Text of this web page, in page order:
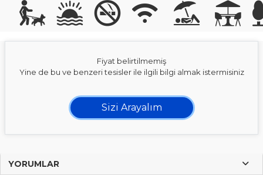
Fiyat belirtilmemiş
Yine de bu ve benzeri tesisler ile ilgili bilgi almak istermisiniz
Sizi Arayalım
YORUMLAR